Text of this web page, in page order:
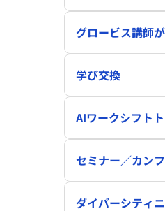
グロービス講師
学び交換
AIワークシフト
セミナー／カン
ダイバーシティ